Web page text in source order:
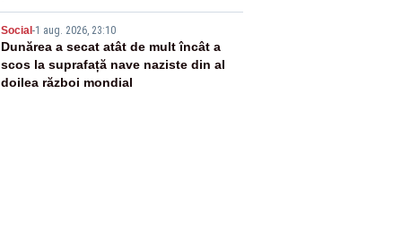
Social-1 aug. 2026, 23:10
Dunărea a secat atât de mult încât a
scos la suprafață nave naziste din al
doilea război mondial